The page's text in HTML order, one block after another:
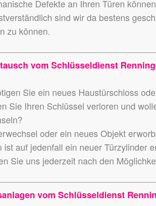
Defekte an Ihren Türen
sind wir da bestens
zu können.
vom Schlüsseldienst
Sie ein neues Haustürschloss
Sie Ihren Schlüssel verloren und
oder ein neues Objekt
ist auf jedenfall ein neuer Türzylinder
Sie uns jederzeit nach den
vom Schlüsseldienst